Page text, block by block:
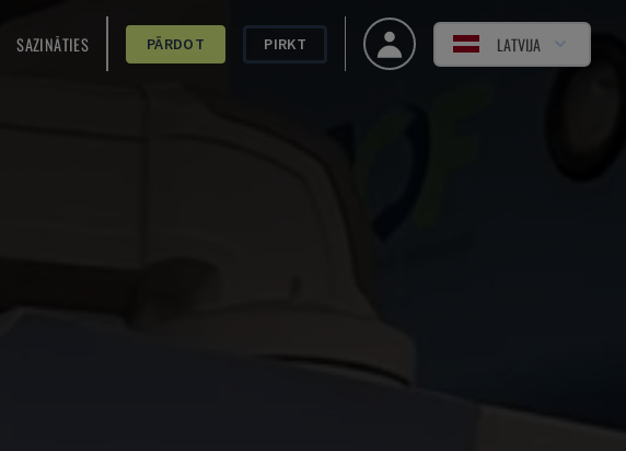
SAZINĀTIES PĀRDOT PIRKT LATVIJA